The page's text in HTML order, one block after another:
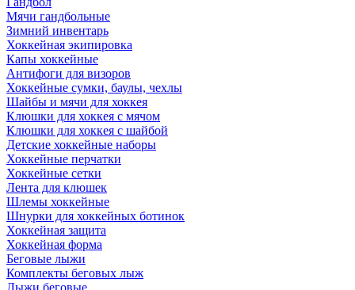
Мячи гандбольные
Зимний инвентарь
Хоккейная экипировка
Капы хоккейные
Антифоги для визоров
Хоккейные сумки, баулы, чехлы
Шайбы и мячи для хоккея
Клюшки для хоккея с мячом
Клюшки для хоккея с шайбой
Детские хоккейные наборы
Хоккейные перчатки
Хоккейные сетки
Лента для клюшек
Шлемы хоккейные
Шнурки для хоккейных ботинок
Хоккейная защита
Хоккейная форма
Беговые лыжи
Комплекты беговых лыж
Лыжи беговые